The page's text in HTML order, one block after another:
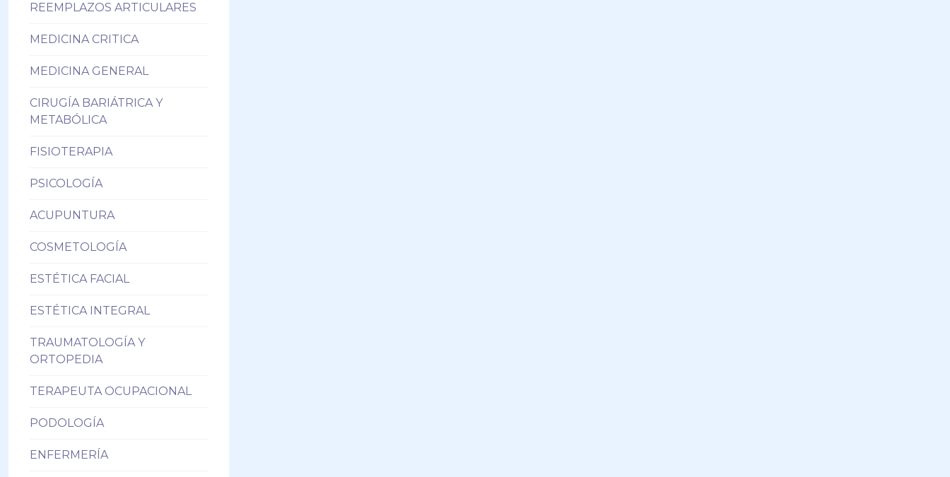
REEMPLAZOS ARTICULARES
MEDICINA CRITICA
MEDICINA GENERAL
CIRUGÍA BARIÁTRICA Y
METABÓLICA
FISIOTERAPIA
PSICOLOGÍA
ACUPUNTURA
COSMETOLOGÍA
ESTÉTICA FACIAL
ESTÉTICA INTEGRAL
TRAUMATOLOGÍA Y
ORTOPEDIA
TERAPEUTA OCUPACIONAL
PODOLOGÍA
ENFERMERÍA